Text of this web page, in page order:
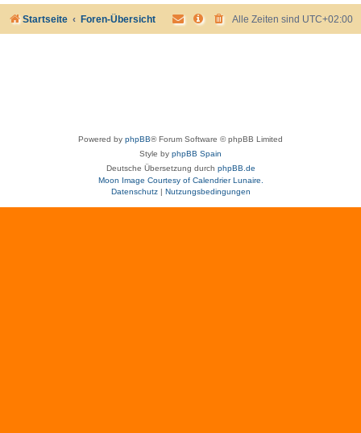
Startseite Foren-Übersicht Alle Zeiten sind UTC+02:00
Powered by phpBB® Forum Software © phpBB Limited
Style by phpBB Spain
Deutsche Übersetzung durch phpBB.de
Moon Image Courtesy of Calendrier Lunaire.
Datenschutz| Nutzungsbedingungen